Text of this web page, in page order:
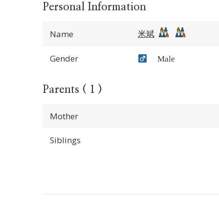
Personal Information
Name 米斌
Gender Male
Parents ( 1 )
Mother
Siblings